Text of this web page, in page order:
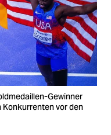
Gewinner
Konkurrenten vor den